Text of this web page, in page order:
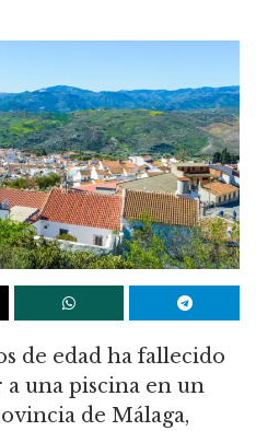
de edad ha fallecido
a una piscina en un
de Málaga,